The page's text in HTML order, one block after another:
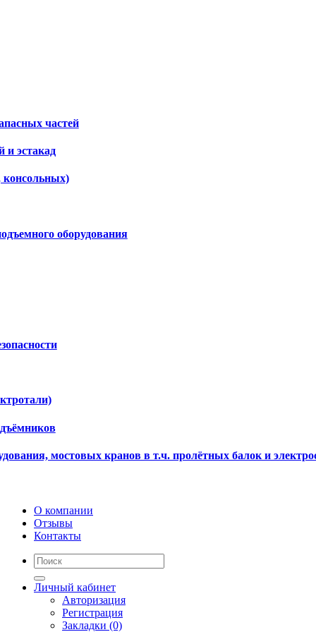
частей
и эстакад
консольных)
оборудования
мостовых кранов в т.ч. пролётных балок и
О компании
Отзывы
Контакты
Личный кабинет
Авторизация
Регистрация
Закладки (0)